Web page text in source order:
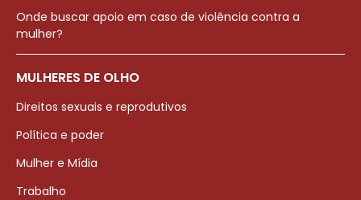
Onde buscar apoio em caso de violência contra a
mulher?
MULHERES DE OLHO
Direitos sexuais e reprodutivos
Política e poder
Mulher e Mídia
Trabalho